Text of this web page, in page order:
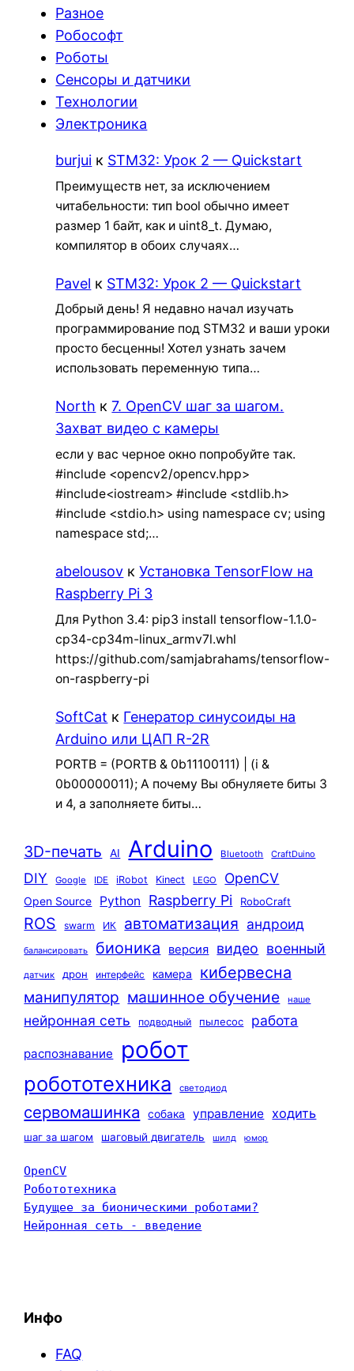
Разное
Робософт
Роботы
Сенсоры и датчики
Технологии
Электроника
burjui к STM32: Урок 2 — Quickstart
Преимуществ нет, за исключением
читабельности: тип bool обычно имеет
размер 1 байт, как и uint8_t. Думаю,
компилятор в обоих случаях…
Pavel к STM32: Урок 2 — Quickstart
Добрый день! Я недавно начал изучать
программирование под STM32 и ваши уроки
просто бесценны! Хотел узнать зачем
использовать переменную типа…
North к7. OpenCV шаг за шагом.
Захват видео с камеры
если у вас черное окно попробуйте так.
#include <opencv2/opencv.hpp>
#include<iostream> #include <stdlib.h>
#include <stdio.h> using namespace cv; using
namespace std;…
abelousov кУстановка TensorFlow на
Raspberry Pi 3
Для Python 3.4: pip3 install tensorflow-1.1.0-
cp34-cp34m-linux_armv7l.whl
https://github.com/samjabrahams/tensorflow-
on-raspberry-pi
SoftCat к Генератор синусоиды на
Arduino или ЦАП R-2R
PORTB = (PORTB & 0b11100111) | (i &
0b00000011); А почему Вы обнуляете биты 3
и 4, а заполняете биты…
3D-печать AI Arduino Bluetooth CraftDuino
DIY Google IDE iRobot Kinect LEGO OpenCV
Open Source Python Raspberry Pi RoboCraft
ROS swarm ИК автоматизация андроид
балансировать бионика версия видео военный
датчик дрон интерфейс камера кибервесна
манипулятор машинное обучение наше
нейронная сеть подводный пылесос работа
распознавание робот
робототехника светодиод
сервомашинка собака управление ходить
шаг за шагом шаговый двигатель шилд юмор
OpenCV
Робототехника
Будущее за бионическими роботами?
Нейронная сеть - введение
Инфо
FAQ